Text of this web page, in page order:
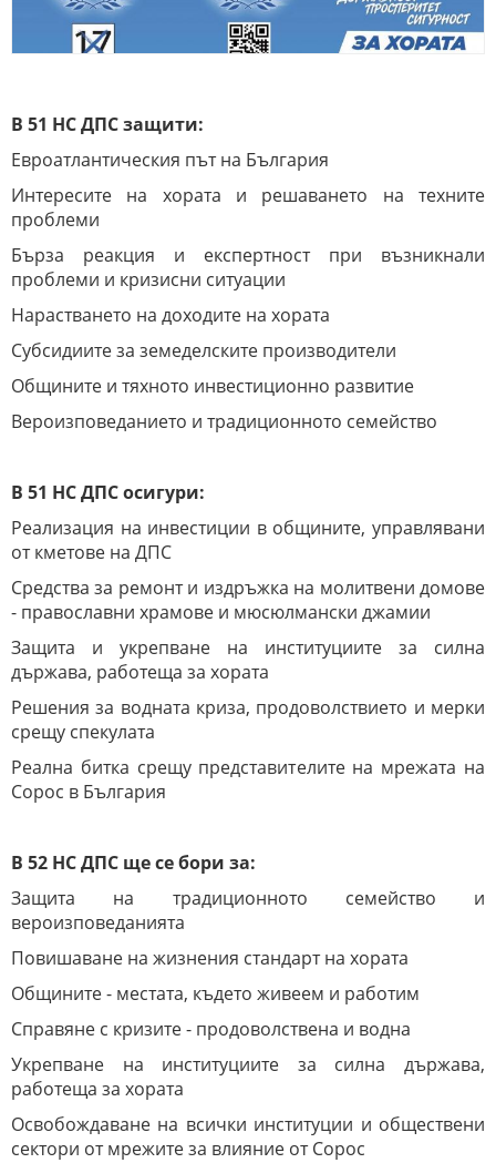
В 51 НС ДПС защити:
Евроатлантическия път на България
Интересите на хората и решаването на техните
проблеми
Бърза реакция и експертност при възникнали
проблеми и кризисни ситуации
Нарастването на доходите на хората
Субсидиите за земеделските производители
Общините и тяхното инвестиционно развитие
Вероизповеданието и традиционното семейство
В 51 НС ДПС осигури:
Реализация на инвестиции в общините, управлявани
от кметове на ДПС
Средства за ремонт и издръжка на молитвени домове
- православни храмове и мюсюлмански джамии
Защита и укрепване на институциите за силна
държава, работеща за хората
Решения за водната криза, продоволствието и мерки
срещу спекулата
Реална битка срещу представителите на мрежата на
Сорос в България
В 52 НС ДПС ще се бори за:
Защита на традиционното семейство и
вероизповеданията
Повишаване на жизнения стандарт на хората
Общините - местата, където живеем и работим
Справяне с кризите - продоволствена и водна
Укрепване на институциите за силна държава,
работеща за хората
Освобождаване на всички институции и обществени
сектори от мрежите за влияние от Сорос